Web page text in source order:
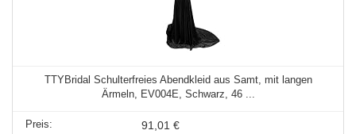
TTYBridal Schulterfreies Abendkleid aus Samt, mit langen
Ärmeln, EV004E, Schwarz, 46 ...
91,01 €